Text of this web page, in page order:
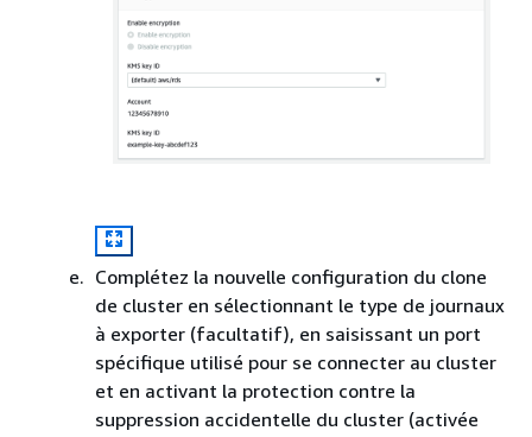
Complétez la nouvelle configuration du clone
de cluster en sélectionnant le type de journaux
à exporter (facultatif), en saisissant un port
spécifique utilisé pour se connecter au cluster
et en activant la protection contre la
suppression accidentelle du cluster (activée